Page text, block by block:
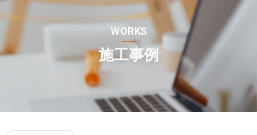
WORKS
施工事例